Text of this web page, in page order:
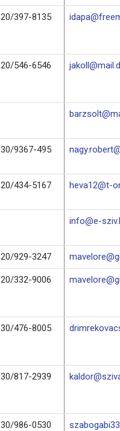
20/397-8135
20/546-6546
30/9367-495
20/434-5167 heva12@t-
info@e-
20/929-3247
20/332-9006
30/476-8005
30/817-2939
30/986-0530